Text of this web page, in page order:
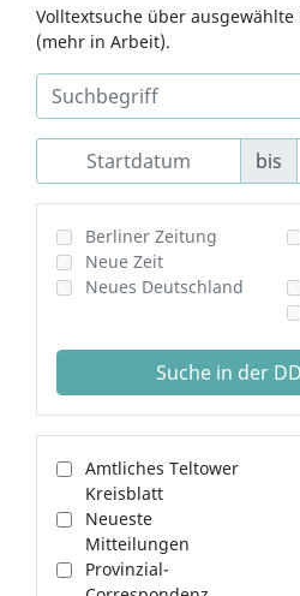
Volltextsuche über ausgewählte
(mehr in Arbeit).
bis
Berliner Zeitung
Neue Zeit
Neues Deutschland
Suche in der
Amtliches Teltower
Kreisblatt
Neueste
Mitteilungen
Provinzial-